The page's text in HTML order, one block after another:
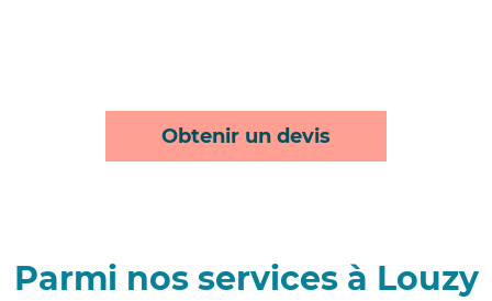
Obtenir un devis
Parmi nos services à Louzy